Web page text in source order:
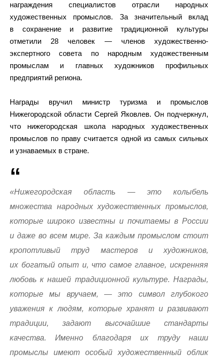
награждения специалистов отрасли народных
художественных промыслов. За значительный вклад
в сохранение и развитие традиционной культуры
отметили 28 человек — членов художественно-
экспертного совета по народным художественным
промыслам и главных художников профильных
предприятий региона.
Награды вручил министр туризма и промыслов
Нижегородской области Сергей Яковлев. Он подчеркнул,
что нижегородская школа народных художественных
промыслов по праву считается одной из самых сильных
и узнаваемых в стране.
«Нижегородская область — это колыбель
множества народных художественных промыслов,
которые широко известны и почитаемы в России
и даже во всем мире. За каждым промыслом стоит
кропотливый труд мастеров и художников,
их богатый опыт и, что самое главное, искренняя
любовь к нашей традиционной культуре. Награды,
которые мы вручаем, — это символ глубокого
уважения к людям, которые хранят и развивают
традиции, задают высочайшие стандарты
качества. Именно благодаря их труду наши
промыслы имеют особый художественный облик